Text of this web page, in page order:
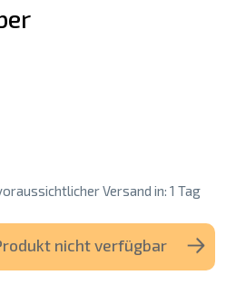
Versand in: 1 Tag
nicht verfügbar